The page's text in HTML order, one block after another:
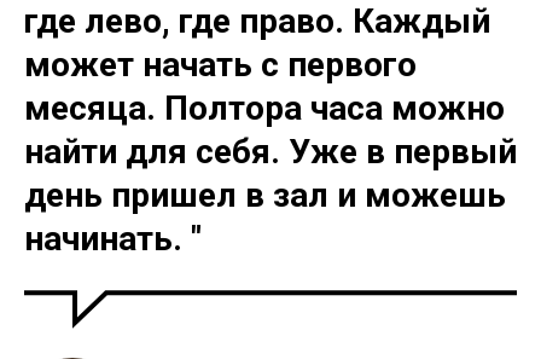
где лево, где право. Каждый
может начать с первого
месяца. Полтора часа можно
найти для себя. Уже в первый
день пришел в зал и можешь
начинать. "